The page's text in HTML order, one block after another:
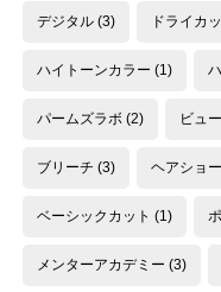
デジタル (3) ドライカ
ハイトーンカラー (1)
パームズラボ (2) ビュ
ブリーチ (3) ヘアショー
ベーシックカット (1)
メンターアカデミー (3)